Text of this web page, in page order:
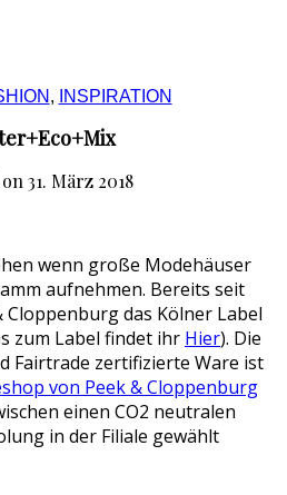
, INSPIRATION
31. März 2018
wenn große Modehäuser
aufnehmen. Bereits seit
das Kölner Label
zum Label findet ihr Hier). Die
Fairtrade zertifizierte Ware ist
von Peek & Cloppenburg
einen CO2 neutralen
in der Filiale gewählt